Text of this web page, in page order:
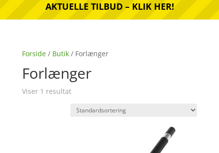
AKTUELLE TILBUD – KLIK HER!
Forside/ Butik/ Forlænger
Forlænger
Viser 1 resultat